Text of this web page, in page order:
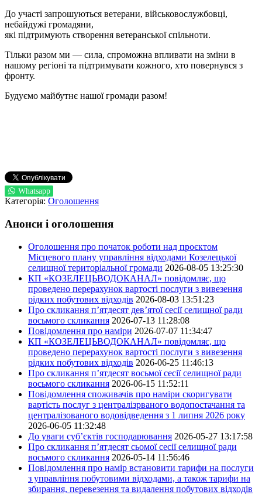
До участі запрошуються ветерани, військовослужбовці,
небайдужі громадяни,
які підтримують створення ветеранської спільноти.
Тільки разом ми — сила, спроможна впливати на зміни в
нашому регіоні та підтримувати кожного, хто повернувся з
фронту.
Будуємо майбутнє нашої громади разом!
Whatsapp
Категорія: Оголошення
Анонси і оголошення
Оголошення про початок роботи над проєктом
Місцевого плану управління відходами Козелецької
селищної територіальної громади 2026-08-05 13:25:30
КП «КОЗЕЛЕЦЬВОДОКАНАЛ» повідомляє, що
проведено перерахунок вартості послуги з вивезення
рідких побутових відходів 2026-08-03 13:51:23
Про скликання п’ятдесят дев’ятої сесії селищної ради
восьмого скликання 2026-07-13 11:28:08
Повідомлення про наміри 2026-07-07 11:34:47
КП «КОЗЕЛЕЦЬВОДОКАНАЛ» повідомляє, що
проведено перерахунок вартості послуги з вивезення
рідких побутових відходів 2026-06-25 11:46:13
Про скликання п’ятдесят восьмої сесії селищної ради
восьмого скликання 2026-06-15 11:52:11
Повідомлення споживачів про наміри скоригувати
вартість послуг з централізрваного водопостачання та
централізованого водовідведення з 1 липня 2026 року
2026-06-05 11:32:48
До уваги суб’єктів господарювання 2026-05-27 13:17:58
Про скликання п’ятдесят сьомої сесії селищної ради
восьмого скликання 2026-05-14 11:56:46
Повідомлення про намір встановити тарифи на послуги
з управління побутовими відходами, а також тарифи на
збирання, перевезення та видалення побутових відходів